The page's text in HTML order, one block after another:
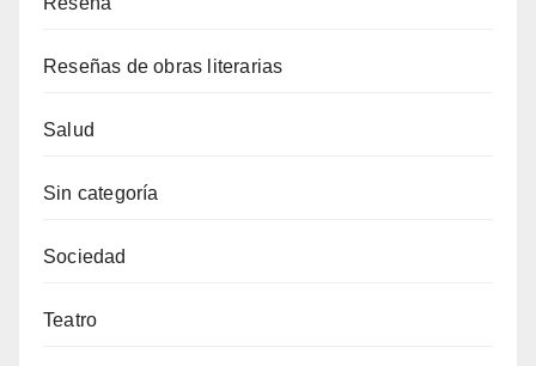
Reseñas de obras literarias
Salud
Sin categoría
Sociedad
Teatro